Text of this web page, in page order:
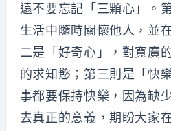
遠不要忘記「三顆心」。
生活中隨時關懷他人，並
二是「好奇心」，對寬廣
的求知慾；第三則是「快
事都要保持快樂，因為缺
去真正的意義，期盼大家